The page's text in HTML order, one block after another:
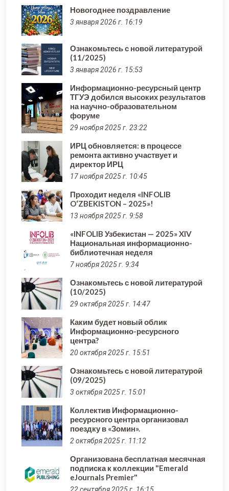
Новогоднее поздравление
3 января 2026 г. 16:19
Ознакомьтесь с новой литературой
(11/2025)
3 января 2026 г. 15:53
Информационно-ресурсный центр
ТГУЭ добился высоких результатов
на научно-образовательном
форуме
29 ноября 2025 г. 23:22
ИРЦ обновляется: в процессе
ремонта активно участвует и
директор ИРЦ
17 ноября 2025 г. 10:45
Проходит неделя «INFOLIB
O‘ZBEKISTON – 2025»!
13 ноября 2025 г. 9:58
«INFOLIB Узбекистан — 2025» XIV
Национальная информационно-
библиотечная неделя
7 ноября 2025 г. 9:34
Ознакомьтесь с новой литературой
(10/2025)
29 октября 2025 г. 14:47
Каким будет новый облик
Информационно-ресурсного
центра?
20 октября 2025 г. 15:51
Ознакомьтесь с новой литературой
(09/2025)
3 октября 2025 г. 15:01
Коллектив Информационно-
ресурсного центра организовал
поездку в «Зомин».
2 октября 2025 г. 11:12
Организована бесплатная месячная
подписка к коллекции "Emerald
eJournals Premier"